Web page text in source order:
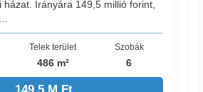
házat. Irányára 149,5 millió forint,
Telek terület
486 m²
Szobák
6